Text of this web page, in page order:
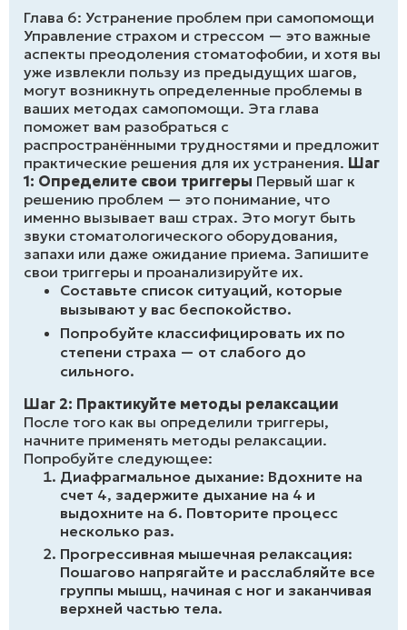
Глава 6: Устранение проблем при самопомощи
Управление страхом и стрессом — это важные
аспекты преодоления стоматофобии, и хотя вы
уже извлекли пользу из предыдущих шагов,
могут возникнуть определенные проблемы в
ваших методах самопомощи. Эта глава
поможет вам разобраться с
распространёнными трудностями и предложит
практические решения для их устранения. Шаг
1: Определите свои триггеры Первый шаг к
решению проблем — это понимание, что
именно вызывает ваш страх. Это могут быть
звуки стоматологического оборудования,
запахи или даже ожидание приема. Запишите
свои триггеры и проанализируйте их.
Составьте список ситуаций, которые
вызывают у вас беспокойство.
Попробуйте классифицировать их по
степени страха — от слабого до
сильного.
Шаг 2: Практикуйте методы релаксации
После того как вы определили триггеры,
начните применять методы релаксации.
Попробуйте следующее:
Диафрагмальное дыхание: Вдохните на
счет 4, задержите дыхание на 4 и
выдохните на 6. Повторите процесс
несколько раз.
Прогрессивная мышечная релаксация:
Пошагово напрягайте и расслабляйте все
группы мышц, начиная с ног и заканчивая
верхней частью тела.